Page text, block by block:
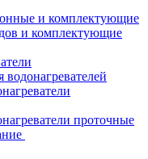
и комплектующие
и комплектующие
проточные